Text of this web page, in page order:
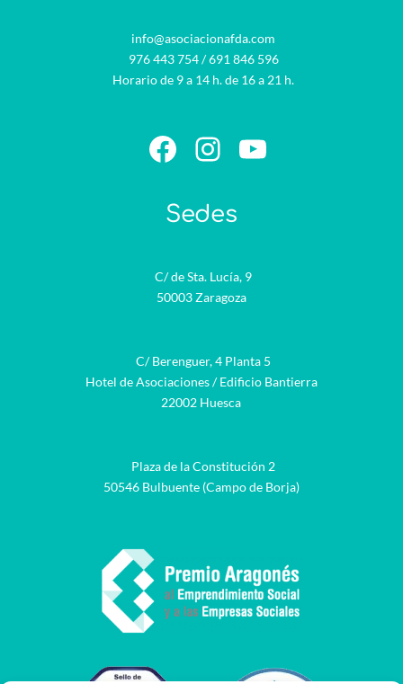
info@asociacionafda.com
976 443 754/691 846 596
Horario de 9 a 14 h. de 16 a 21 h.
Facebook
Instagram
YouTube
Sedes
C/ de Sta. Lucía, 9
50003 Zaragoza
C/ Berenguer, 4 Planta 5
Hotel de Asociaciones / Edificio Bantierra
22002 Huesca
Plaza de la Constitución 2
50546 Bulbuente (Campo de Borja)